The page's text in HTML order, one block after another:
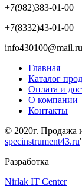
+7(982)383-01-00
+7(8332)43-01-00
info430100@mail.ru
Главная
Каталог
Оплата и
О компании
Контакты
© 2020г. Продажа
specinstrument43.ru
Разработка
Nirlak IT Center